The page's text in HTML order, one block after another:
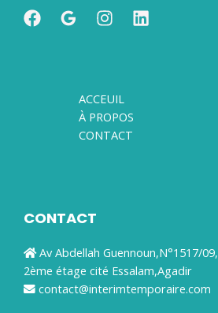
ACCEUIL
À PROPOS
CONTACT
CONTACT
Av Abdellah Guennoun,N°1517/09,
2ème étage cité Essalam,Agadir
contact@interimtemporaire.com